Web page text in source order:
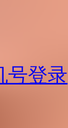
号登录